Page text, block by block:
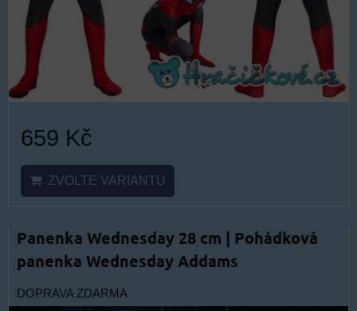
659 Kč
ZVOLTE VARIANTU
Panenka Wednesday 28 cm | Pohádková
panenka Wednesday Addams
DOPRAVA ZDARMA